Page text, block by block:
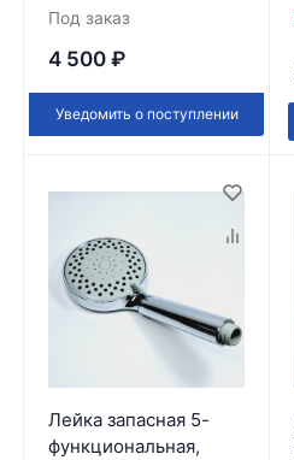
Под заказ
4 500 ₽
Уведомить о поступлении
Лейка запасная 5-
функциональная,